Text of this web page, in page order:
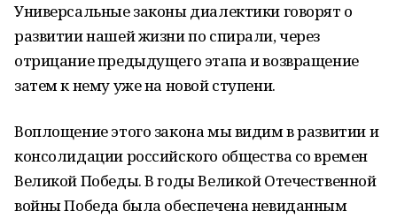
Универсальные законы диалектики говорят о
развитии нашей жизни по спирали, через
отрицание предыдущего этапа и возвращение
затем к нему уже на новой ступени.
Воплощение этого закона мы видим в развитии и
консолидации российского общества со времен
Великой Победы. В годы Великой Отечественной
войны Победа была обеспечена невиданным